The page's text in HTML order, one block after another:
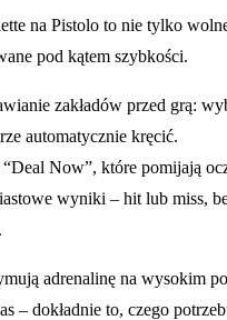
na Pistolo to nie tylko
pod kątem szybkości.
zakładów przed grą:
automatycznie kręcić.
Now”, które pomijają
wyniki – hit lub miss,
adrenalinę na wysokim
– dokładnie to, czego